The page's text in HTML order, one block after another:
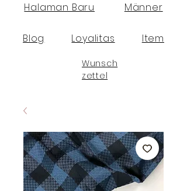
Halaman Baru Männer
Blog Loyalitas Item
Wunsch
zettel